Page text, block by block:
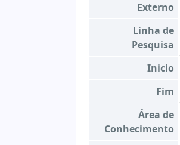
Externo
Linha de
Pesquisa
Inicio
Fim
Área de
Conhecimento